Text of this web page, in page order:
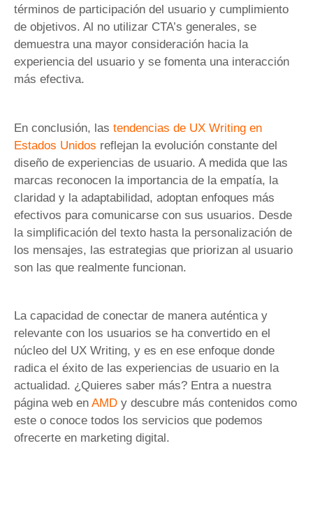
términos de participación del usuario y cumplimiento
de objetivos. Al no utilizar CTA’s generales, se
demuestra una mayor consideración hacia la
experiencia del usuario y se fomenta una interacción
más efectiva.
En conclusión, las tendencias de UX Writing en
Estados Unidos reflejan la evolución constante del
diseño de experiencias de usuario. A medida que las
marcas reconocen la importancia de la empatía, la
claridad y la adaptabilidad, adoptan enfoques más
efectivos para comunicarse con sus usuarios. Desde
la simplificación del texto hasta la personalización de
los mensajes, las estrategias que priorizan al usuario
son las que realmente funcionan.
La capacidad de conectar de manera auténtica y
relevante con los usuarios se ha convertido en el
núcleo del UX Writing, y es en ese enfoque donde
radica el éxito de las experiencias de usuario en la
actualidad. ¿Quieres saber más? Entra a nuestra
página web en AMD y descubre más contenidos como
este o conoce todos los servicios que podemos
ofrecerte en marketing digital.